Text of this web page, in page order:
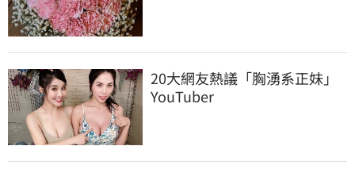
20大網友熱議「胸湧系正妹」
YouTuber